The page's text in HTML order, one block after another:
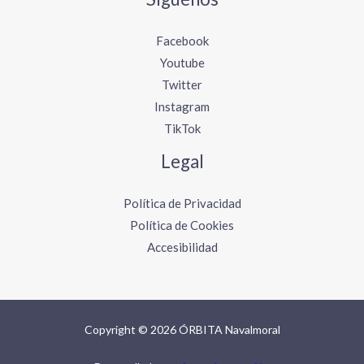
Facebook
Youtube
Twitter
Instagram
TikTok
Legal
Política de Privacidad
Política de Cookies
Accesibilidad
Copyright © 2026 ÓRBITA Navalmoral